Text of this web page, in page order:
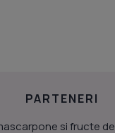
PARTENERI